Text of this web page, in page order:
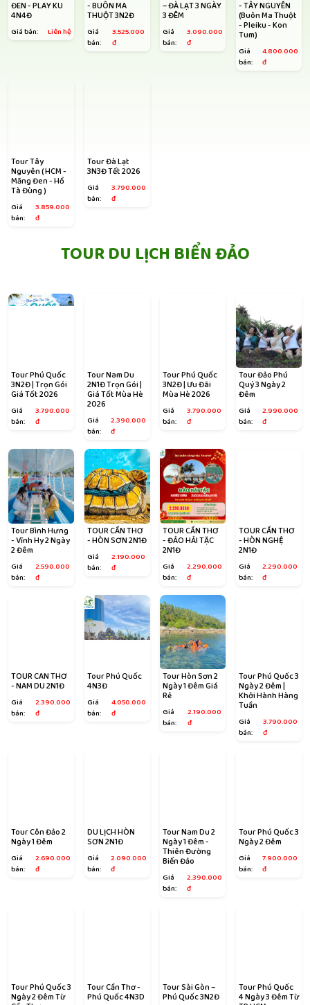
ĐEN - PLAY KU
4N4Đ
Giá bán: Liên hệ
- BUÔN MA
THUỘT 3N2Đ
Giá
bán:
3.525.000
đ
– ĐÀ LẠT 3 NGÀY
3 ĐÊM
Giá
bán:
3.090.000
đ
- TÂY NGUYÊN
(Buôn Ma Thuột
- Pleiku - Kon
Tum)
Giá
bán:
4.800.000
đ
Tour Tây
Nguyên ( HCM -
Măng Đen - Hồ
Tà Đùng )
Giá
bán:
3.859.000
đ
Tour Đà Lạt
3N3Đ Tết 2026
Giá
bán:
3.790.000
đ
TOUR DU LỊCH BIỂN ĐẢO
Tour Phú Quốc
3N2Đ | Trọn Gói
Giá Tốt 2026
Giá
bán:
3.790.000
đ
Tour Nam Du
2N1Đ Trọn Gói |
Giá Tốt Mùa Hè
2026
Giá
bán:
2.390.000
đ
Tour Phú Quốc
3N2Đ | Ưu Đãi
Mùa Hè 2026
Giá
bán:
3.790.000
đ
Tour Đảo Phú
Quý 3 Ngày 2
Đêm
Giá
bán:
2.990.000
đ
Tour Bình Hưng
- Vĩnh Hy 2 Ngày
2 Đêm
Giá
bán:
2.590.000
đ
TOUR CẦN THƠ
- HÒN SƠN 2N1Đ
Giá
bán:
2.190.000
đ
TOUR CẦN THƠ
- ĐẢO HẢI TẶC
2N1Đ
Giá
bán:
2.290.000
đ
TOUR CẦN THƠ
- HÒN NGHỆ
2N1Đ
Giá
bán:
2.290.000
đ
TOUR CAN THƠ
- NAM DU 2N1Đ
Giá
bán:
2.390.000
đ
Tour Phú Quốc
4N3Đ
Giá
bán:
4.050.000
đ
Tour Hòn Sơn 2
Ngày 1 Đêm Giá
Rẻ
Giá
bán:
2.190.000
đ
Tour Phú Quốc 3
Ngày 2 Đêm |
Khởi Hành Hàng
Tuần
Giá
bán:
3.790.000
đ
Tour Côn Đảo 2
Ngày 1 Đêm
Giá
bán:
2.690.000
đ
DU LỊCH HÒN
SƠN 2N1Đ
Giá
bán:
2.090.000
đ
Tour Nam Du 2
Ngày 1 Đêm -
Thiên Đường
Biển Đảo
Giá
bán:
2.390.000
đ
Tour Phú Quốc 3
Ngày 2 Đêm
Giá
bán:
7.900.000
đ
Tour Phú Quốc 3
Ngày 2 Đêm Từ
Tour Cần Thơ -
Phú Quốc 4N3D
Tour Sài Gòn –
Phú Quốc 3N2Đ
Tour Phú Quốc
4 Ngày 3 Đêm Từ